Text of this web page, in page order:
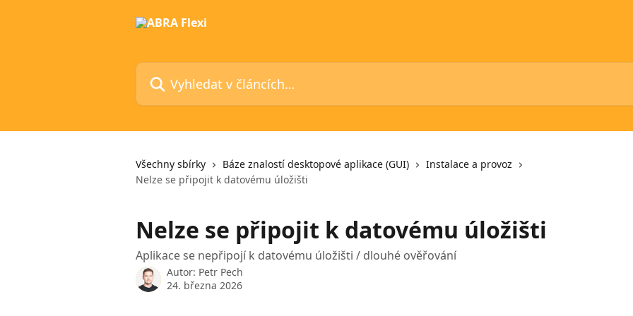
Vyhledat v článcích…
Všechny sbírky Báze znalostí desktopové aplikace (GUI)
Instalace a provoz
Nelze se připojit k datovému úložišti
Nelze se připojit k datovému úložišti
Aplikace se nepřipojí k datovému úložišti / dlouhé ověřování
Autor: Petr Pech
24. března 2026